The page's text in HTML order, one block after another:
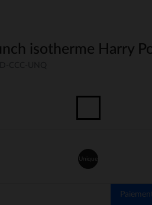
isotherme Harry
Unique